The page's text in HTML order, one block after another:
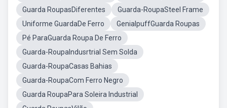
Guarda RoupasDiferentes
Guarda-RoupaSteel Frame
Uniforme GuardaDe Ferro
GenialpuffGuarda Roupas
Pé ParaGuarda Roupa De Ferro
Guarda-RoupaIndusrtrial Sem Solda
Guarda-RoupaCasas Bahias
Guarda-RoupaCom Ferro Negro
Guarda RoupaPara Soleira Industrial